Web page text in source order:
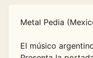
Metal Pedia
El músico